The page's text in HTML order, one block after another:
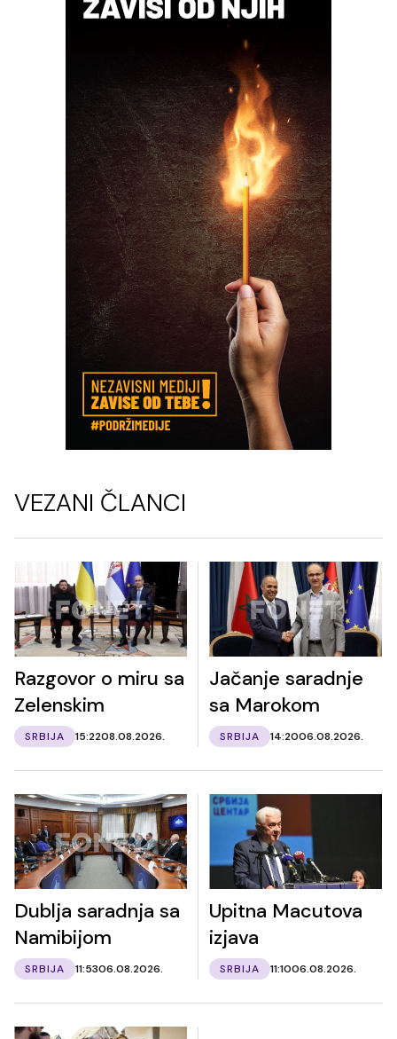
VEZANI ČLANCI
Razgovor o miru sa
Zelenskim
SRBIJA 15:2208.08.2026.
Jačanje saradnje
sa Marokom
SRBIJA 14:2006.08.2026.
Dublja saradnja sa
Namibijom
SRBIJA 11:5306.08.2026.
Upitna Macutova
izjava
SRBIJA 11:1006.08.2026.